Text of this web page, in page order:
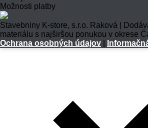
Možnosti platby
Stavebniny K-store, s.r.o. Raková |
materiálu s najširšou ponukou v okrese
Ochrana osobných údajov